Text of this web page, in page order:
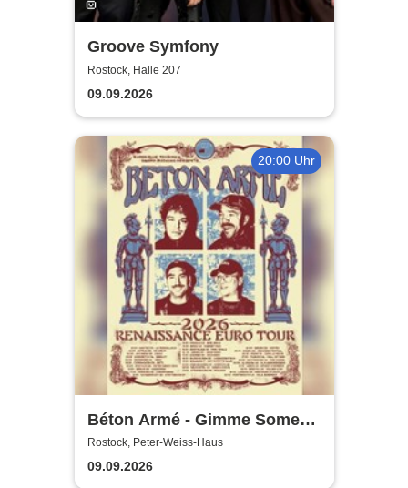
Groove Symfony
Rostock, Halle 207
09.09.2026
20:00 Uhr
Béton Armé - Gimme Some
Action presents
Rostock, Peter-Weiss-Haus
09.09.2026